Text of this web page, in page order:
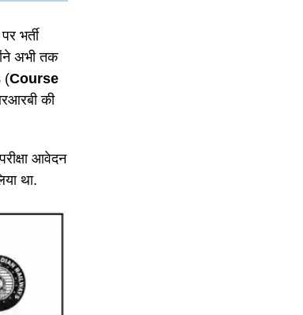
भर्ती
अभी तक
(Course
की
आवेदन
था.